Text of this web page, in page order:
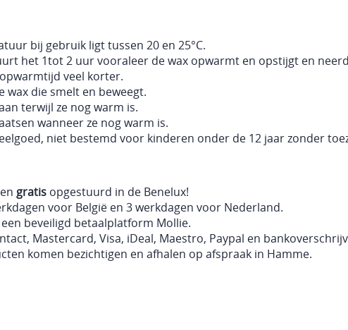
bij gebruik ligt tussen 20 en 25°C.
het 1tot 2 uur vooraleer de wax opwarmt en opstijgt en
veel korter.
wax die smelt en beweegt.
terwijl ze nog warm is.
wanneer ze nog warm is.
niet bestemd voor kinderen onder de 12 jaar zonder
gratis opgestuurd in de Benelux!
voor België en 3 werkdagen voor Nederland.
beveiligd betaalplatform Mollie.
Mastercard, Visa, iDeal, Maestro, Paypal en
komen bezichtigen en afhalen op afspraak in Hamme.